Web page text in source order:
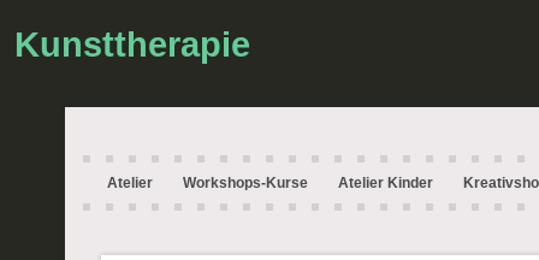
Kunsttherapie
Atelier Workshops-Kurse Atelier Kinder